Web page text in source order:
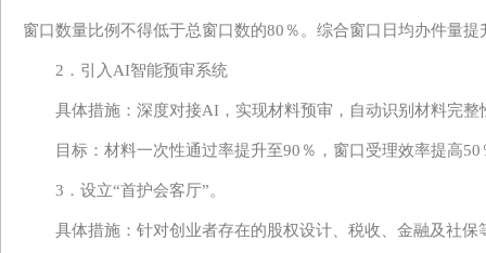
窗口数量比例不得低于总窗口数的80％。 综合窗口日均办件量提
2． 引入 AI智能预审系统
具体措施： 深度对接AI，实现材料预审，自动识别材料完
目标：材料一次性通过率提升至90％，窗口受理效率提
3．设立“首护会客厅”。
具体措施： 针对创业者存在的股权设计、税收、金融及社